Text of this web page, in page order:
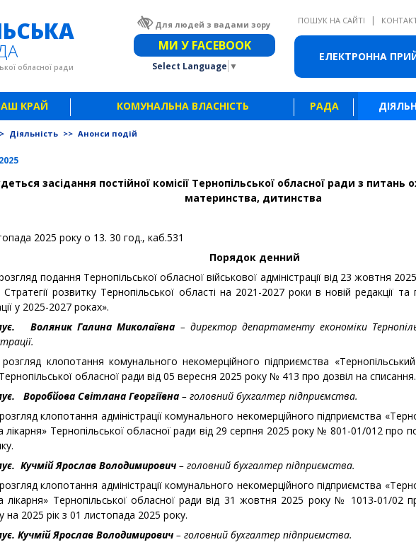
ЕЛЕКТРОННА
обласної ради
Для людей з вадами зору Звичайна версія сайту
МИ У FACEBOOK
Select Language ▼
ПОШУК НА САЙТІ |
КРАЙ КОМУНАЛЬНА ВЛАСНІСТЬ РАДА
Діяльність >> Анонси подій
засідання постійної комісії Тернопільської обласної ради з питань
материнства, дитинства
2025 року о 13. 30 год., каб.531
Порядок денний
подання Тернопільської обласної військової адміністрації від 23 жовтня
розвитку Тернопільської області на 2021-2027 роки в новій редакції та
у 2025-2027 роках».
Воляник Галина Миколаївна – директор департаменту економіки
клопотання комунального некомерційного підприємства
обласної ради від 05 вересня 2025 року № 413 про дозвіл на списання.
Воробйова Світлана Георгіївна – головний бухгалтер підприємства.
клопотання адміністрації комунального некомерційного підприємства
лікарня» Тернопільської обласної ради від 29 серпня 2025 року № 801-01/012 про
Кучмій Ярослав Володимирович – головний бухгалтер підприємства.
клопотання адміністрації комунального некомерційного підприємства
лікарня» Тернопільської обласної ради від 31 жовтня 2025 року № 1013-01/02
на 2025 рік з 01 листопада 2025 року.
Кучмій Ярослав Володимирович – головний бухгалтер підприємства.